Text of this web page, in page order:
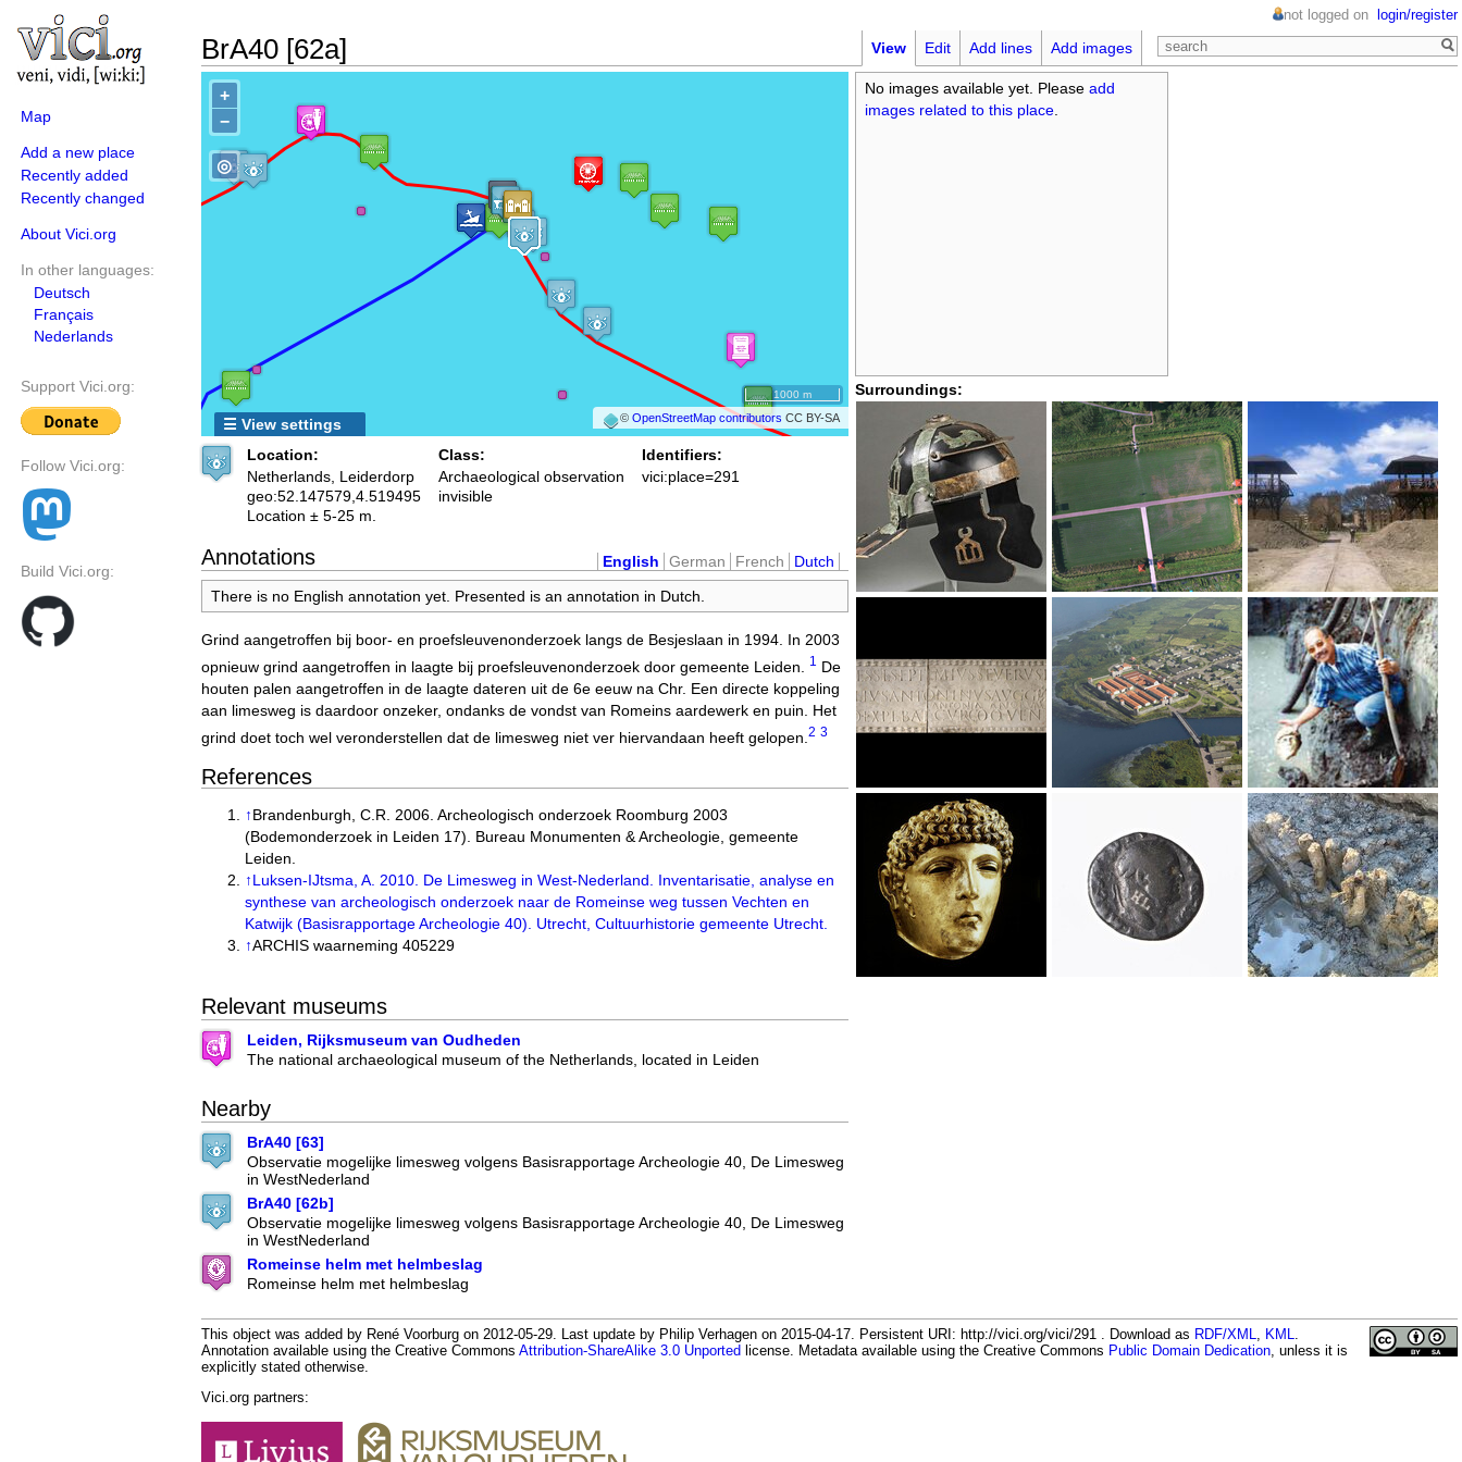
Map
Add a new place
Recently added
Recently changed
About Vici.org
In other languages:
Deutsch
Français
Nederlands
Support Vici.org:
Follow Vici.org:
Build Vici.org:
BrA40 [62a]
not logged on login/register
View Edit Add lines Add images
+
−
©OpenStreetMap contributors CC BY-SA
◎
1000 m
☰ View settings
No images available yet. Please add
images related to this place
Surroundings:
Location:
Netherlands, Leiderdorp
geo:52.147579,4.519495
Location ± 5-25 m.
Class:
Archaeological observation
invisible
Identifiers:
vici:place=291
Annotations English German French
Dutch
There is no English annotation yet. Presented is an annotation in Dutch.
Grind aangetroffen bij boor- en proefsleuvenonderzoek langs de Besjeslaan in 1994. In 2003
opnieuw grind aangetroffen in laagte bij proefsleuvenonderzoek door gemeente Leiden.
1 De
houten palen aangetroffen in de laagte dateren uit de 6e eeuw na Chr. Een directe koppeling
aan limesweg is daardoor onzeker, ondanks de vondst van Romeins aardewerk en puin. Het
grind doet toch wel veronderstellen dat de limesweg niet ver hiervandaan heeft gelopen. 2 3
References
↑Brandenburgh, C.R. 2006. Archeologisch onderzoek Roomburg 2003
(Bodemonderzoek in Leiden 17). Bureau Monumenten & Archeologie, gemeente
Leiden.
↑Luksen-IJtsma, A. 2010. De Limesweg in West-Nederland. Inventarisatie, analyse en
synthese van archeologisch onderzoek naar de Romeinse weg tussen Vechten en
Katwijk (Basisrapportage Archeologie 40). Utrecht, Cultuurhistorie gemeente Utrecht.
↑ARCHIS waarneming 405229
Relevant museums
Leiden, Rijksmuseum van Oudheden
The national archaeological museum of the Netherlands, located in Leiden
Nearby
BrA40 [63]
Observatie mogelijke limesweg volgens Basisrapportage Archeologie 40, De Limesweg
in WestNederland
BrA40 [62b]
Observatie mogelijke limesweg volgens Basisrapportage Archeologie 40, De Limesweg
in WestNederland
Romeinse helm met helmbeslag
Romeinse helm met helmbeslag
This object was added by René Voorburg on 2012-05-29. Last update by Philip Verhagen on 2015-04-17. Persistent URI: http://vici.org/vici/291 . Download as RDF/XML KML
Annotation available using the Creative Commons Attribution-ShareAlike 3.0 Unported license. Metadata available using the Creative Commons Public Domain Dedication , unless it is
explicitly stated otherwise.
Vici.org partners: